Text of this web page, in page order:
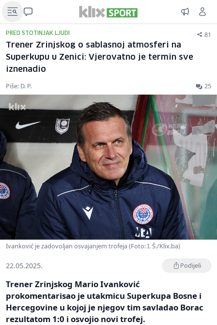
PRED STOTINJAK LJUDI 81
Trener Zrinjskog o sablasnoj atmosferi na
Superkupu u Zenici: Vjerovatno je termin sve
iznenadio
Piše: D. P. 25
Ivanković je zadovoljan osvajanjem trofeja (Foto: I. Š./Klix.ba)
22.05.2025. Podijeli
Trener Zrinjskog Mario Ivanković
prokomentarisao je utakmicu Superkupa Bosne i
Hercegovine u kojoj je njegov tim savladao Borac
rezultatom 1:0 i osvojio novi trofej.